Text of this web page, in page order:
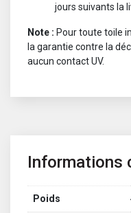
Informations
Poids
jours suivants la
Note : Pour toute toile
la garantie contre la
aucun contact UV.